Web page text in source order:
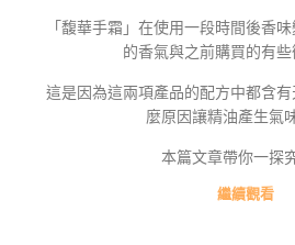
「馥華手霜」在使用一段時間後香
的香氣與之前購買的有些
這是因為這兩項產品的配方中都含
麼原因讓精油產生氣
本篇文章帶你一探
繼續觀看